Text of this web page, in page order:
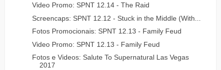
Video Promo: SPNT 12.14 - The Raid
Screencaps: SPNT 12.12 - Stuck in the Middle (With...
Fotos Promocionais: SPNT 12.13 - Family Feud
Video Promo: SPNT 12.13 - Family Feud
Fotos e Videos: Salute To Supernatural Las Vegas
2017